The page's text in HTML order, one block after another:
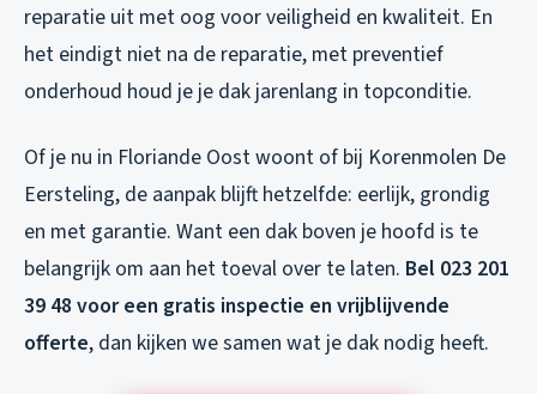
reparatie uit met oog voor veiligheid en kwaliteit. En
het eindigt niet na de reparatie, met preventief
onderhoud houd je je dak jarenlang in topconditie.
Of je nu in Floriande Oost woont of bij Korenmolen De
Eersteling, de aanpak blijft hetzelfde: eerlijk, grondig
en met garantie. Want een dak boven je hoofd is te
belangrijk om aan het toeval over te laten. Bel 023 201
39 48 voor een gratis inspectie en vrijblijvende
offerte, dan kijken we samen wat je dak nodig heeft.